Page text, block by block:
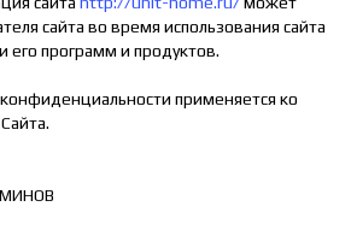
сайта во время использования сайта
и его программ и продуктов.
применяется ко